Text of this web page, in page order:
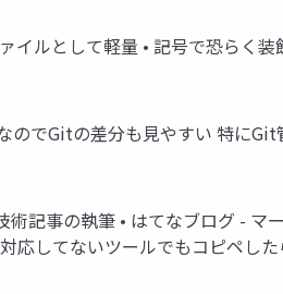
イルとして軽量 • 記号で恐らく
のでGitの差分も見やすい 特に
記事の執筆 • はてなブログ - マ
応してないツールでもコピペし